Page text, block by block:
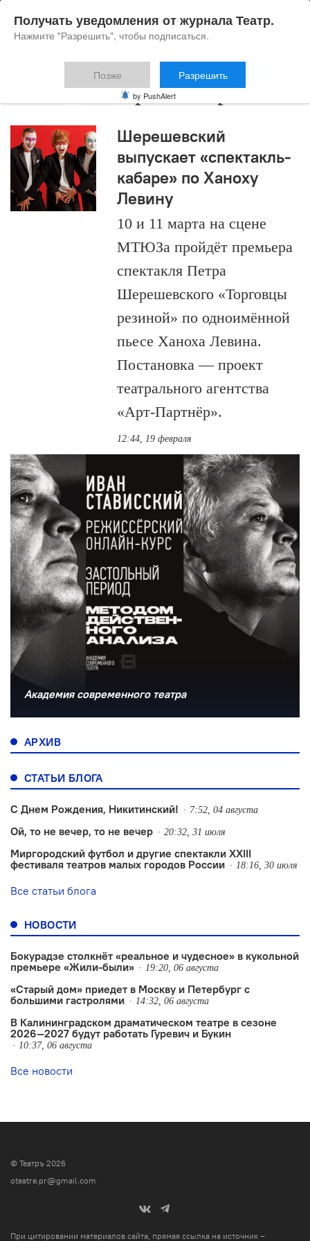
Валентин Красногоров
Шерешевский
выпускает «спектакль-
кабаре» по Ханоху
Левину
10 и 11 марта на сцене
МТЮЗа пройдёт премьера
спектакля Петра
Шерешевского «Торговцы
резиной» по одноимённой
пьесе Ханоха Левина.
Постановка — проект
театрального агентства
«Арт-Партнёр».
12:44, 19 февраля
Академия современного театра
АРХИВ
СТАТЬИ БЛОГА
С Днем Рождения, Никитинский! 7:52, 04 августа
Ой, то не вечер, то не вечер 20:32, 31 июля
Миргородский футбол и другие спектакли XXIII
фестиваля театров малых городов России
18:16, 30 июля
Все статьи блога
НОВОСТИ
Бокурадзе столкнëт «реальное и чудесное» в кукольной
премьере «Жили-были»
19:20, 06 августа
«Старый дом» приедет в Москву и Петербург с
большими гастролями
14:32, 06 августа
В Калининградском драматическом театре в сезоне
2026—2027 будут работать Гуревич и Букин
10:37, 06 августа
Все новости
© Театръ 2026
oteatre.pr@gmail.com
При цитировании материалов сайта, прямая ссылка на источник –
Получать уведомления от журнала Театр.
Нажмите "Разрешить", чтобы подписаться.
Позже Разрешить
by PushAlert